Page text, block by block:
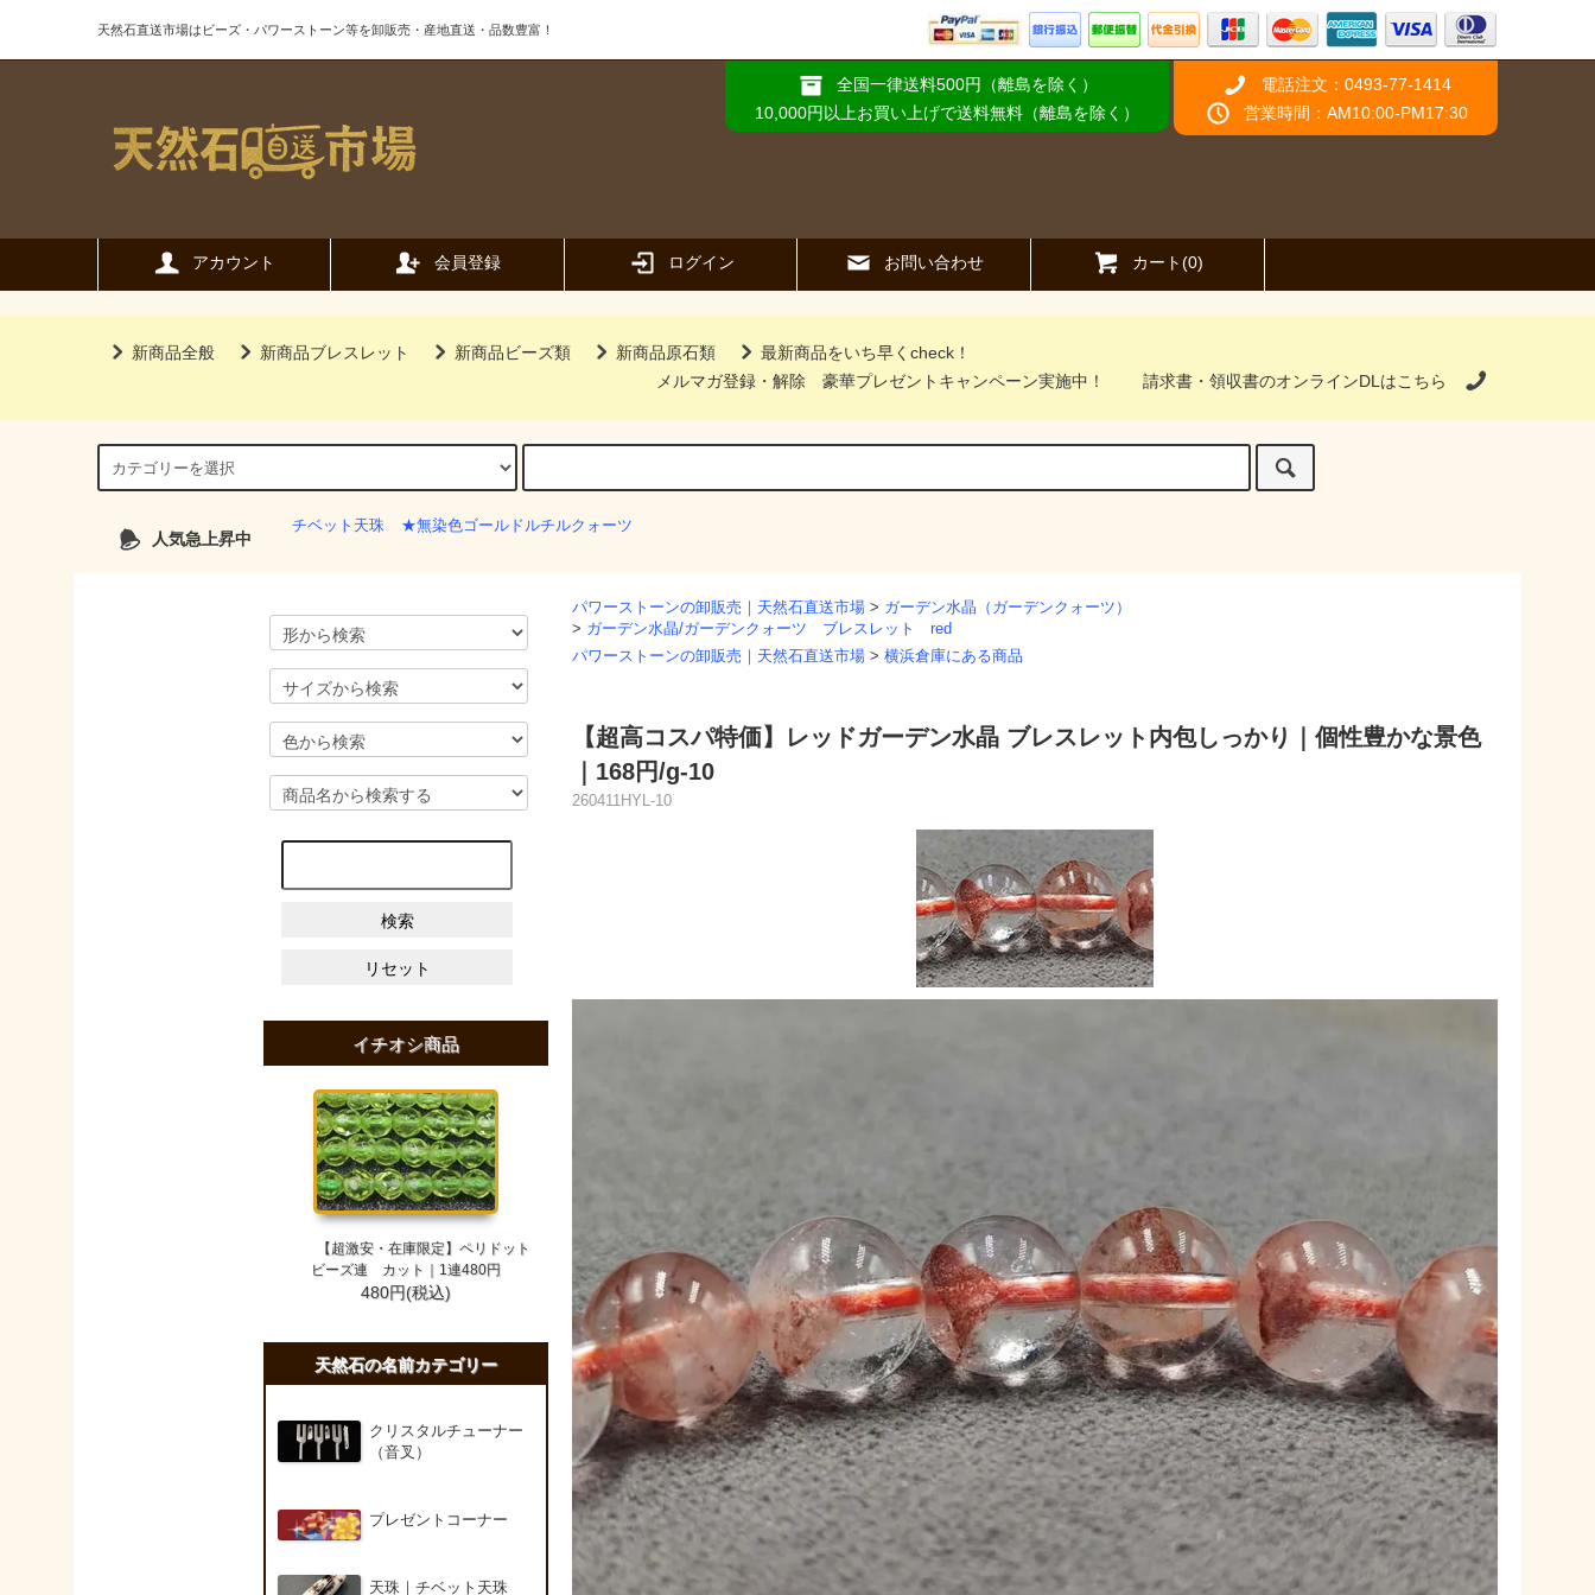
天然石直送市場はビーズ・パワーストーン等を卸販売・産地直送・品数豊富！
全国一律送料500円（離島を除く）
10,000円以上お買い上げで送料無料（離島を除く）
電話注文：0493-77-1414
営業時間：AM10:00-PM17:30
アカウント 会員登録 ログイン お問い合わせ カート(0)
新商品全般 新商品ブレスレット 新商品ビーズ類 新商品原石類
最新商品をいち早くcheck！
メルマガ登録・解除
豪華プレゼントキャンペーン実施中！ 請求書・領収書のオンラインDLはこちら
人気急上昇中
チベット天珠 ★無染色ゴールドルチルクォーツ
パワーストーンの卸販売｜天然石直送市場 > ガーデン水晶（ガーデンクォーツ）
> ガーデン水晶/ガーデンクォーツ ブレスレット red
パワーストーンの卸販売｜天然石直送市場 > 横浜倉庫にある商品
【超高コスパ特価】レッドガーデン水晶 ブレスレット内包しっかり｜個性豊かな景色
｜168円/g-10
260411HYL-10
イチオシ商品
【超激安・在庫限定】ペリドット
ビーズ連 カット｜1連480円
480円(税込)
天然石の名前カテゴリー
クリスタルチューナー
（音叉）
プレゼントコーナー
天珠｜チベット天珠